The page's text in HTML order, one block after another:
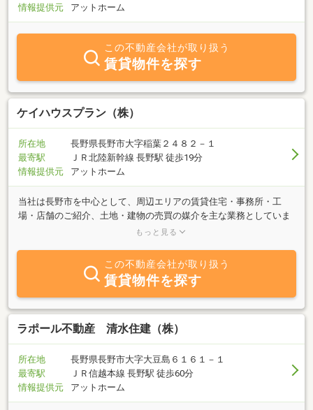
情報提供元
アットホーム
この不動産会社が取り扱う
賃貸物件を探す
ケイハウスプラン（株）
所在地
長野県長野市大字稲葉２４８２－１
最寄駅
ＪＲ北陸新幹線 長野駅 徒歩19分
情報提供元
アットホーム
当社は長野市を中心として、周辺エリアの賃貸住宅・事務所・工
場・店舗のご紹介、土地・建物の売買の媒介を主な業務としていま
す。お客様がご希望される物件のお取引がスムーズに行なわれるよ
望はお気軽にお問い合せ下さい。
もっと見る
この不動産会社が取り扱う
賃貸物件を探す
ラポール不動産 清水住建（株）
所在地
長野県長野市大字大豆島６１６１－１
最寄駅
ＪＲ信越本線 長野駅 徒歩60分
情報提供元
アットホーム